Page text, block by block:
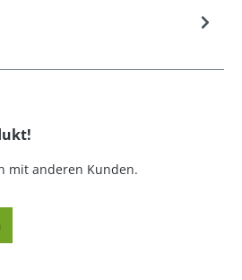
mit anderen Kunden.